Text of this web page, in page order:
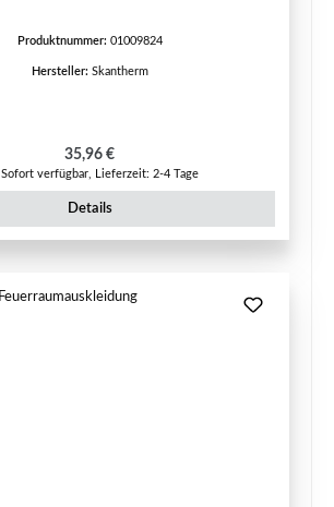
Produktnummer: 01009824
Hersteller: Skantherm
Regulärer Preis:
35,96 €
Sofort verfügbar, Lieferzeit: 2-4 Tage
Details